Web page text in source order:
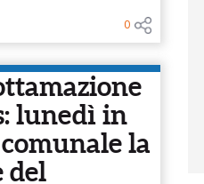
0
lunedì in
la
del